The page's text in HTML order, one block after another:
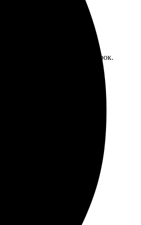
в Котельниках ровно в срок.
как обещали.